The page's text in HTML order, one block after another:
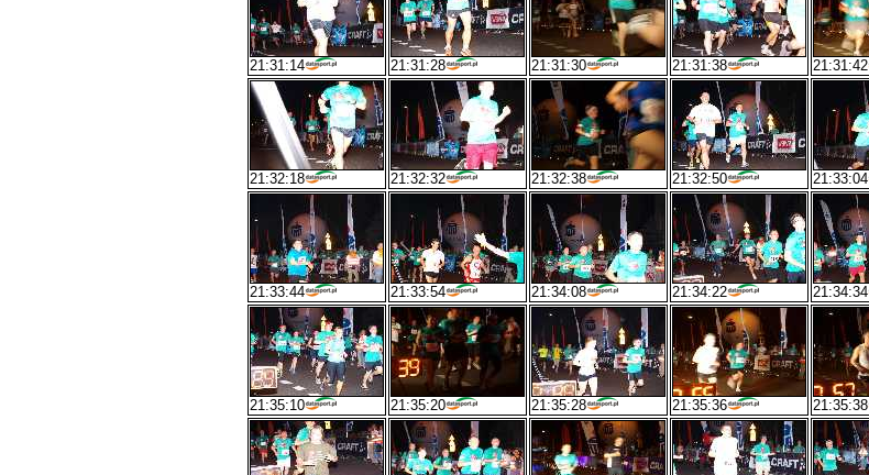
21:31:14 21:31:28 21:31:30 21:31:38 21:31:42
21:32:18 21:32:32 21:32:38 21:32:50 21:33:04
21:33:44 21:33:54 21:34:08 21:34:22 21:34:34
21:35:10 21:35:20 21:35:28 21:35:36 21:35:38